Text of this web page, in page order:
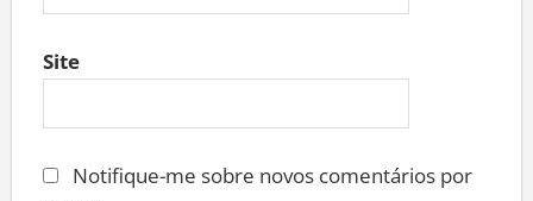
Site
Notifique-me sobre novos comentários por